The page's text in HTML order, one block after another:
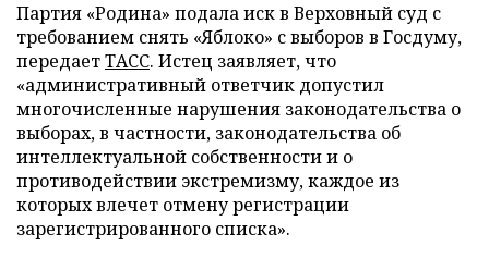
Партия «Родина» подала иск в Верховный суд с
требованием снять «Яблоко» с выборов в Госдуму,
передаетТАСС. Истец заявляет, что
«административный ответчик допустил
многочисленные нарушения законодательства о
выборах, в частности, законодательства об
интеллектуальной собственности и о
противодействии экстремизму, каждое из
которых влечет отмену регистрации
зарегистрированного списка».